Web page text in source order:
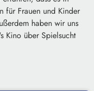
für Frauen und Kinder
haben wir uns
Kino über Spielsucht